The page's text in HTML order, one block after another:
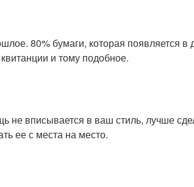
80% бумаги, которая появляется в
и тому подобное.
не вписывается в ваш стиль, лучше
ее с места на место.